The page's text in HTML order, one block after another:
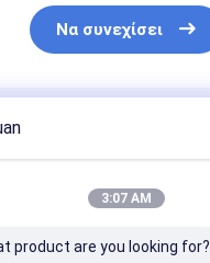
Να συνεχίσει
Προϊόντα
3:07 AM
product are you looking for?